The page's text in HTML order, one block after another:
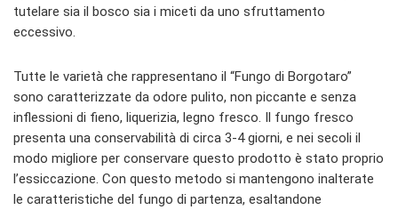
tutelare sia il bosco sia i miceti da uno sfruttamento
eccessivo.
Tutte le varietà che rappresentano il “Fungo di Borgotaro”
sono caratterizzate da odore pulito, non piccante e senza
inflessioni di fieno, liquerizia, legno fresco. Il fungo fresco
presenta una conservabilità di circa 3-4 giorni, e nei secoli il
modo migliore per conservare questo prodotto è stato proprio
l’essiccazione. Con questo metodo si mantengono inalterate
le caratteristiche del fungo di partenza, esaltandone